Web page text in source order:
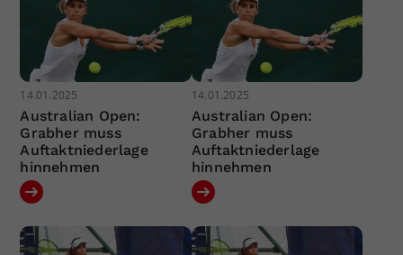
14.01.2025
Australian Open:
Grabher muss
Auftaktniederlage
hinnehmen
14.01.2025
Australian Open:
Grabher muss
Auftaktniederlage
hinnehmen